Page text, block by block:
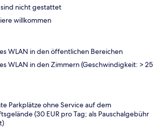
nicht gestattet
willkommen
WLAN in den öffentlichen Bereichen
WLAN in den Zimmern (Geschwindigkeit: > 25
Parkplätze ohne Service auf dem
(30 EUR pro Tag; als Pauschalgebühr